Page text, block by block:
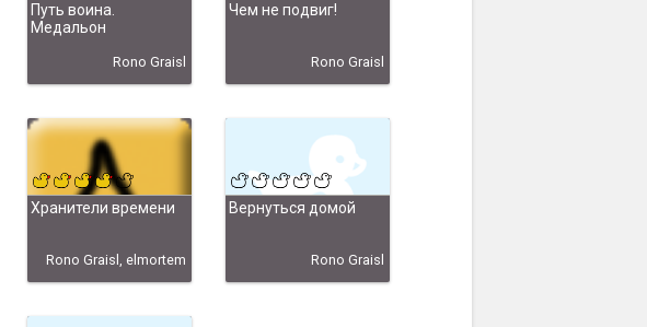
Путь воина.
Медальон
Rono Graisl
Чем не подвиг!
Rono Graisl
Хранители времени
Rono Graisl, elmortem
Вернуться домой
Rono Graisl